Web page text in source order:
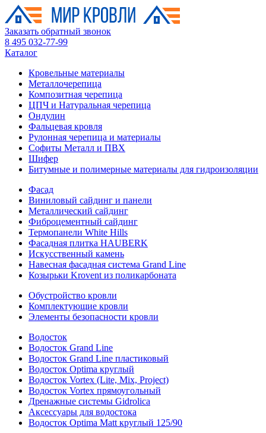
Заказать обратный звонок
8 495 032-77-99
Каталог
Кровельные материалы
Металлочерепица
Композитная черепица
ЦПЧ и Натуральная черепица
Ондулин
Фальцевая кровля
Рулонная черепица и материалы
Софиты Металл и ПВХ
Шифер
Битумные и полимерные материалы для гидроизоляции
Фасад
Виниловый сайдинг и панели
Металлический сайдинг
Фиброцементный сайдинг
Термопанели White Hills
Фасадная плитка HAUBERK
Искусственный камень
Навесная фасадная система Grand Line
Козырьки Krovent из поликарбоната
Обустройство кровли
Комплектующие кровли
Элементы безопасности кровли
Водосток
Водосток Grand Line
Водосток Grand Line пластиковый
Водосток Optima круглый
Водосток Vortex (Lite, Mix, Project)
Водосток Vortex прямоугольный
Дренажные системы Gidrolica
Аксессуары для водостока
Водосток Optima Matt круглый 125/90